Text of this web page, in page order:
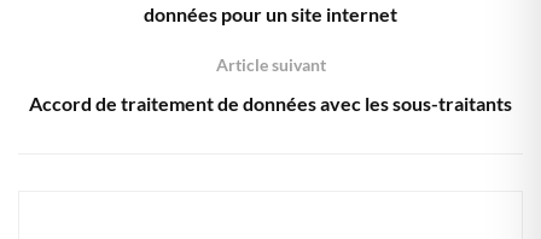
données pour un site internet
Article suivant
Accord de traitement de données avec les sous-traitants